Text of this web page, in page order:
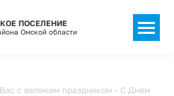
ПОСЕЛЕНИЕ
Омской области
с великим праздником - C Днем